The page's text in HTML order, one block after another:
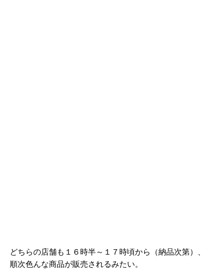
どちらの店舗も１６時半～１７時頃から（納品次第）、
順次色んな商品が販売されるみたい。